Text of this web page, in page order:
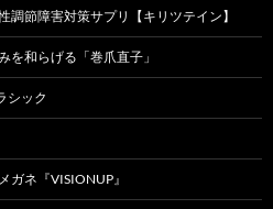
調節障害対策サプリ【キリツテイン】
を和らげる「巻爪直子」
シック
ガネ『VISIONUP』